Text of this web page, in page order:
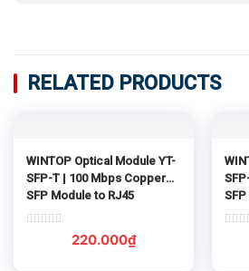
RELATED PRODUCTS
WINTOP Optical Module YT-
SFP-T | 100 Mbps Copper
SFP Module to RJ45
220.000₫